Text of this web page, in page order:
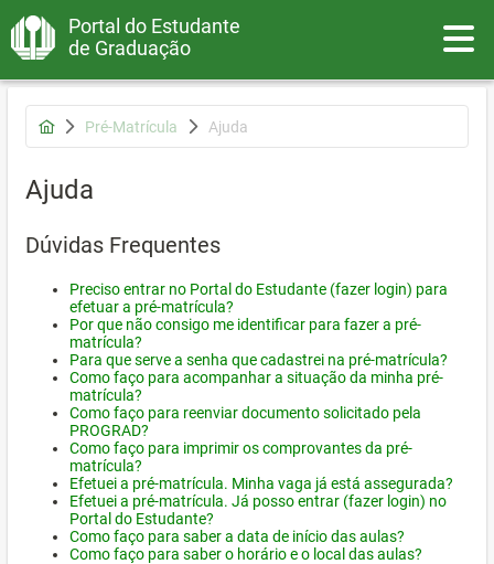
Portal do Estudante
de Graduação
Pré-Matrícula Ajuda
Ajuda
Dúvidas Frequentes
Preciso entrar no Portal do Estudante (fazer login) para
efetuar a pré-matrícula?
Por que não consigo me identificar para fazer a pré-
matrícula?
Para que serve a senha que cadastrei na pré-matrícula?
Como faço para acompanhar a situação da minha pré-
matrícula?
Como faço para reenviar documento solicitado pela
PROGRAD?
Como faço para imprimir os comprovantes da pré-
matrícula?
Efetuei a pré-matrícula. Minha vaga já está assegurada?
Efetuei a pré-matrícula. Já posso entrar (fazer login) no
Portal do Estudante?
Como faço para saber a data de início das aulas?
Como faço para saber o horário e o local das aulas?